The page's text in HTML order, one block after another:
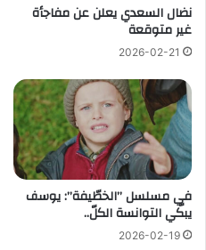
نضال السعدي يعلن عن مفاجأة
غير متوقعة
2026-02-21
في مسلسل ”الخطّيفة”: يوسف
يبكّي التوانسة الكلّ..
2026-02-19